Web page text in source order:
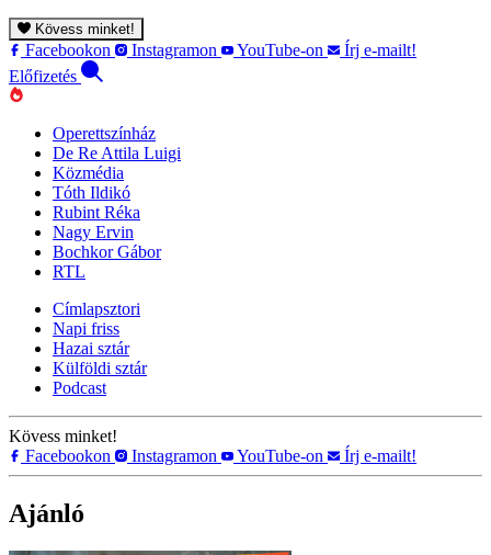
Kövess minket!
Facebookon Instagramon YouTube-on
Írj e-mailt!
Előfizetés
Operettszínház
De Re Attila Luigi
Közmédia
Tóth Ildikó
Rubint Réka
Nagy Ervin
Bochkor Gábor
RTL
Címlapsztori
Napi friss
Hazai sztár
Külföldi sztár
Podcast
Kövess minket!
Facebookon
Instagramon YouTube-on Írj e-mailt!
Ajánló